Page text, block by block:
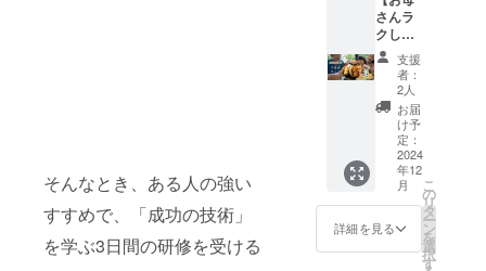
そんなとき、ある人の強い
すすめで、「成功の技術」
を学ぶ3日間の研修を受ける
なで楽
しめま
す。 ・
アレル
ギー：
食材に
アレル
ギーの
ある方
は、事
前にお
知らせ
くださ
ミナー
参加券
と書籍1
冊が
セット
になっ
ていま
す。 セ
ミナー
の録
音・録
画は禁
止で
詳細は
お申し
込み後
にメー
ルでご
案内い
たしま
す。 こ
のリ
ターン
を通じ
て、坂
下賀英
子の書
籍をお
（オン
ライ
ン） ・
条件、
注意事
項 ・開
場時
間：
ZOOM
配信の
リンク
は10:00
からア
クセス
可能で
上：一
社限定
のスポ
ンサー
シップ
・リ
ターン
内容 書
籍5冊
ベビ＊
ステ
（テン
ト型移
動式授
乳室兼
提供
ファミ
リー層
の集
客：授
乳室兼
おむつ
替えス
ペース
でファ
ミリー
層を集
客 PR効
果：子
育て層
る明日
から実
践した
くなる
ような
話が聞
けま
す。 マ
マ友を
全国
に：全
国のマ
たちと
繋が
家事、
仕事、
人生設
計な
ど、マ
マなら
ではの
多岐に
わたる
相談に
対応し
ます。
なアド
バイ
トは富
山県黒
部市の
「お酒
のお宿
喜泉」
で開催
されま
す。 特
別な体
験：坂
下賀英
子から
作り
を、オ
ンライ
ンまた
はリア
ルの
ワーク
ショッ
プで学
べるリ
ターン
です。
味噌は
さんラ
クしよ
うセッ
ト＋本1
冊】 坂
下賀英
子の書
籍1冊と
共に、
七尾市
にある
おでん
串揚げ
「灘」
の冷凍
支援
者：
2人
お届
け予
定：
2024
年12
月
詳細を見る
こ
の
リ
タ
ー
ン
を
選
択
す